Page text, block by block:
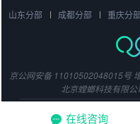
在线咨询
山东分部
成都分部 重庆分部
京公网安备 11010502048015号
北京螳螂科技有限